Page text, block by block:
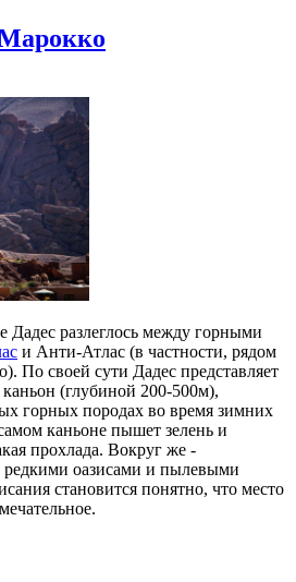
Дадес разлеглось между горными
и Анти-Атлас (в частности, рядом
По своей сути Дадес представляет
(глубиной 200-500м),
горных породах во время зимних
каньоне пышет зелень и
прохлада. Вокруг же -
редкими оазисами и пылевыми
становится понятно, что место